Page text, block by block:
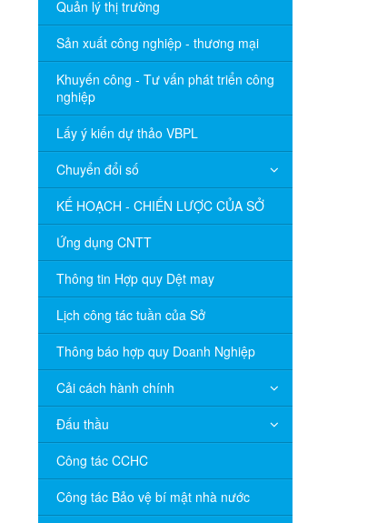
Quản lý thị trường
Sản xuất công nghiệp - thương mại
Khuyến công - Tư vấn phát triển công
nghiệp
Lấy ý kiến dự thảo VBPL
Chuyển đổi số
KẾ HOẠCH - CHIẾN LƯỢC CỦA SỞ
Ứng dụng CNTT
Thông tin Hợp quy Dệt may
Lịch công tác tuần của Sở
Thông báo hợp quy Doanh Nghiệp
Cải cách hành chính
Đấu thầu
Công tác CCHC
Công tác Bảo vệ bí mật nhà nước